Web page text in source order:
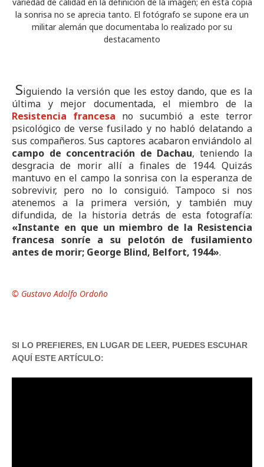
la sonrisa no se aprecia tanto. El fotógrafo se supone era un
militar alemán que documentaba lo realizado por su
destacamento
Siguiendo la versión que les estoy dando, que es la
última y mejor documentada, el miembro de la
Resistencia francesa no sucumbió a este terror
psicológico de verse fusilado y no habló delatando a
sus compañeros. Sus captores acabaron enviándolo al
campo de concentración de Dachau, teniendo la
desgracia de morir allí a finales de 1944. Quizás
mantuvo en el campo la sonrisa con la esperanza de
sobrevivir, pero no lo consiguió. Tampoco si nos
atenemos a la primera versión, y también muy
difundida, de la historia detrás de esta fotografía:
«Instante en que un miembro de la Resistencia
francesa sonríe a su pelotón de fusilamiento
antes de morir; George Blind, Belfort, 1944».
© Gustavo Adolfo Ordoño
SI LO PREFIERES, EN LUGAR DE LEER, PUEDES ESCUHAR
AQUÍ ESTE ARTÍCULO: